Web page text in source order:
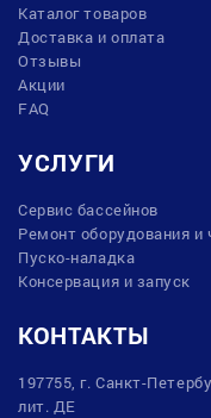
Каталог товаров
Доставка и оплата
Отзывы
Акции
FAQ
УСЛУГИ
Сервис бассейнов
Ремонт оборудования и
Пуско-наладка
Консервация и запуск
КОНТАКТЫ
197755, г. Санкт-
лит. ДЕ